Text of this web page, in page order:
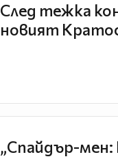
След тежка
новият
„Спайдър-мен: